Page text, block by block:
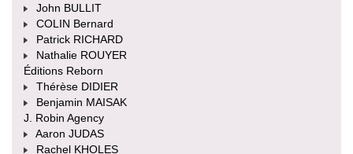
John BULLIT
COLIN Bernard
Patrick RICHARD
Nathalie ROUYER
Éditions Reborn
Thérèse DIDIER
Benjamin MAISAK
J. Robin Agency
Aaron JUDAS
Rachel KHOLES